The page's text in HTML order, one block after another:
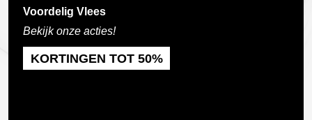
Voordelig Vlees
Bekijk onze acties!
KORTINGEN TOT 50%